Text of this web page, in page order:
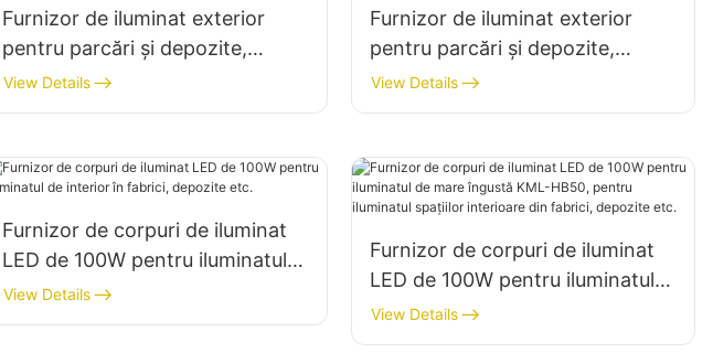
Furnizor de iluminat exterior
pentru parcări și depozite,
proiector LED KML-FL2C 200W
View Details
Furnizor de iluminat exterior
pentru parcări și depozite,
proiector LED KML-FL2C de 240
W
View Details
Furnizor de corpuri de iluminat
LED de 100W pentru iluminatul
de interior în fabrici, depozite
etc.
View Details
Furnizor de corpuri de iluminat
LED de 100W pentru iluminatul
de mare îngustă KML-HB50,
pentru iluminatul spațiilor
View Details